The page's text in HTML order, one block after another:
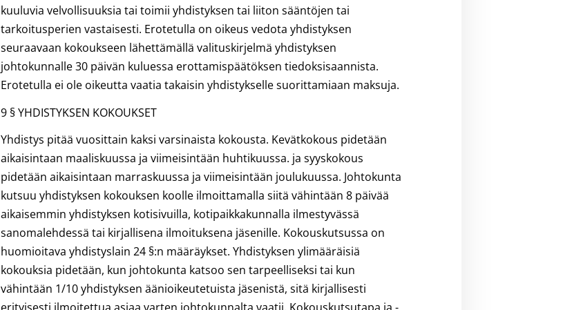
kuuluvia velvollisuuksia tai toimii yhdistyksen tai liiton sääntöjen tai
tarkoitusperien vastaisesti. Erotetulla on oikeus vedota yhdistyksen
seuraavaan kokoukseen lähettämällä valituskirjelmä yhdistyksen
johtokunnalle 30 päivän kuluessa erottamispäätöksen tiedoksisaannista.
Erotetulla ei ole oikeutta vaatia takaisin yhdistykselle suorittamiaan maksuja.
9 § YHDISTYKSEN KOKOUKSET
Yhdistys pitää vuosittain kaksi varsinaista kokousta. Kevätkokous pidetään
aikaisintaan maaliskuussa ja viimeisintään huhtikuussa. ja syyskokous
pidetään aikaisintaan marraskuussa ja viimeisintään joulukuussa. Johtokunta
kutsuu yhdistyksen kokouksen koolle ilmoittamalla siitä vähintään 8 päivää
aikaisemmin yhdistyksen kotisivuilla, kotipaikkakunnalla ilmestyvässä
sanomalehdessä tai kirjallisena ilmoituksena jäsenille. Kokouskutsussa on
huomioitava yhdistyslain 24 §:n määräykset. Yhdistyksen ylimääräisiä
kokouksia pidetään, kun johtokunta katsoo sen tarpeelliseksi tai kun
vähintään 1/10 yhdistyksen äänioikeutetuista jäsenistä, sitä kirjallisesti